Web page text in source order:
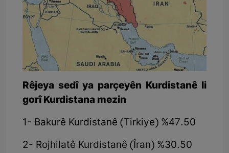
Rêjeya sedî ya parçeyên Kurdistanê li
gorî Kurdistana mezin
1- Bakurê Kurdistanê (Tirkiye) %47.50
2- Rojhilatê Kurdistanê (Îran) %30.50